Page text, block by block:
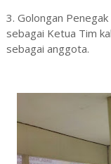
3. Golongan Penegak
sebagai Ketua Tim
sebagai anggota.